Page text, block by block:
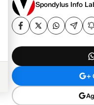
Spondylus Info
+